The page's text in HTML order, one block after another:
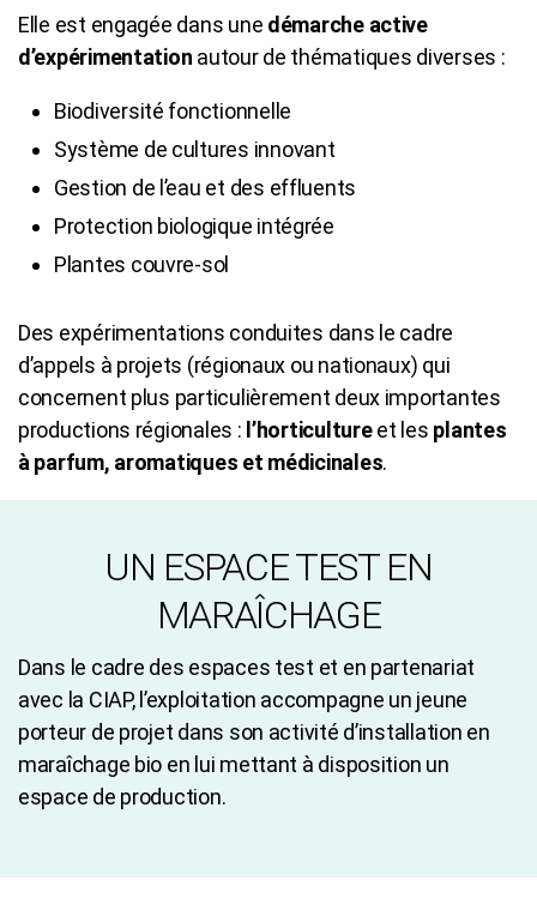
Elle est engagée dans une démarche active
d’expérimentation autour de thématiques diverses :
Biodiversité fonctionnelle
Système de cultures innovant
Gestion de l’eau et des effluents
Protection biologique intégrée
Plantes couvre-sol
Des expérimentations conduites dans le cadre
d’appels à projets (régionaux ou nationaux) qui
concernent plus particulièrement deux importantes
productions régionales : l’horticultureet les plantes
à parfum, aromatiques et médicinales.
UN ESPACE TEST EN
MARAÎCHAGE
Dans le cadre des espaces test et en partenariat
avec la CIAP, l’exploitation accompagne un jeune
porteur de projet dans son activité d’installation en
maraîchage bio en lui mettant à disposition un
espace de production.